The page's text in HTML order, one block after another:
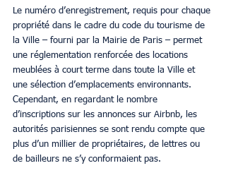
Le numéro d’enregistrement, requis pour chaque
propriété dans le cadre du code du tourisme de
la Ville – fourni par la Mairie de Paris – permet
une réglementation renforcée des locations
meublées à court terme dans toute la Ville et
une sélection d’emplacements environnants.
Cependant, en regardant le nombre
d’inscriptions sur les annonces sur Airbnb, les
autorités parisiennes se sont rendu compte que
plus d’un millier de propriétaires, de lettres ou
de bailleurs ne s’y conformaient pas.